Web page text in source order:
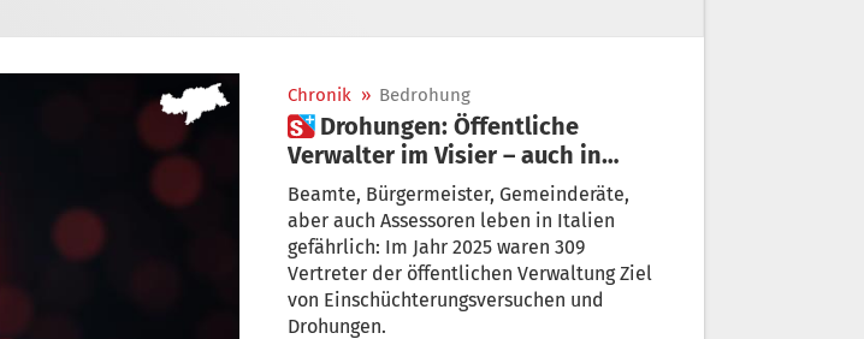
Chronik » Bedrohung
 Drohungen: Öffentliche
Verwalter im Visier – auch in
Südtirol
Beamte, Bürgermeister, Gemeinderäte,
aber auch Assessoren leben in Italien
gefährlich: Im Jahr 2025 waren 309
Vertreter der öffentlichen Verwaltung Ziel
von Einschüchterungsversuchen und
Drohungen.